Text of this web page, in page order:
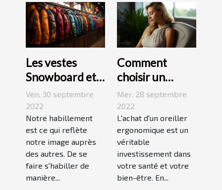
Les vestes
Snowboard et
Ski
Ven. 30 septembre
2022
Notre habillement
est ce qui reflète
notre image auprès
des autres. De se
faire s'habiller de
manière...
Comment
choisir un
oreiller
ergonomique ?
Mer. 28 septembre
2022
L'achat d'un oreiller
ergonomique est un
véritable
investissement dans
votre santé et votre
bien-être. En...